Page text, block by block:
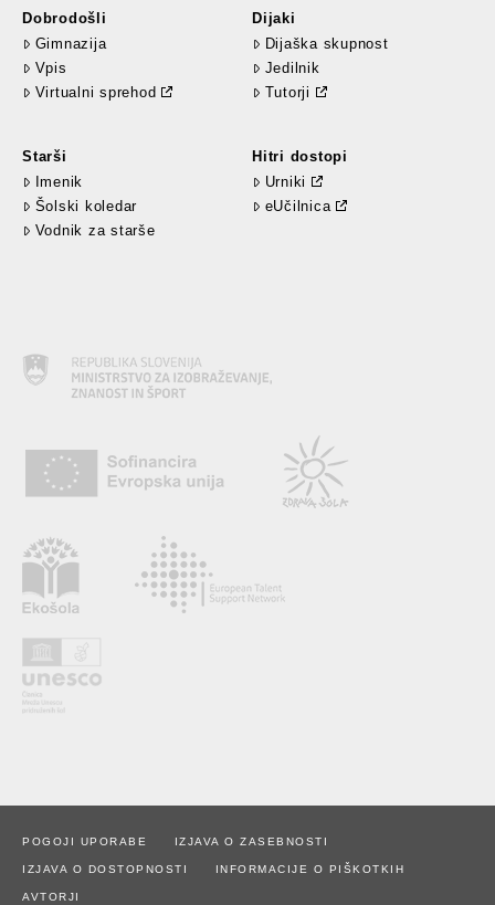
Dobrodošli
Gimnazija
Vpis
Virtualni sprehod
Dijaki
Dijaška skupnost
Jedilnik
Tutorji
Starši
Imenik
Šolski koledar
Vodnik za starše
Hitri dostopi
Urniki
eUčilnica
POGOJI UPORABE IZJAVA O ZASEBNOSTI
IZJAVA O DOSTOPNOSTI INFORMACIJE O PIŠKOTKIH
AVTORJI